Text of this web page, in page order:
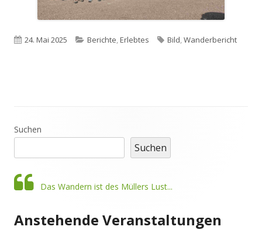
Veröffentlicht
24. Mai 2025 Kategorien
Berichte Erlebtes Schlagwörter
Bild Wanderbericht
Haupt-
Seitenleiste
Suchen
Suchen
Das Wandern ist des Müllers Lust...
Anstehende Veranstaltungen